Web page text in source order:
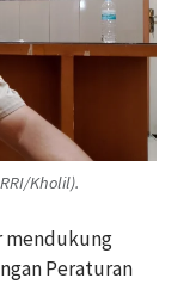
Kholil).
mendukung
Peraturan